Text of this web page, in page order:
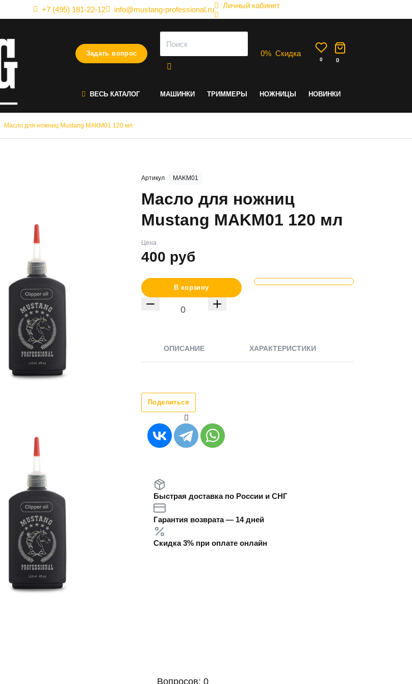
+7 (495) 181-22-12 info@mustang-professional.ru Личный кабинет
Задать вопрос 0% Скидка
0 0
ВЕСЬ КАТАЛОГ МАШИНКИ ТРИММЕРЫ НОЖНИЦЫ НОВИНКИ
Масло для ножниц Mustang MAKM01 120 мл
Артикул MAKM01
Масло для ножниц
Mustang MAKM01 120 мл
Цена
400 руб
В корзину
ОПИСАНИЕ ХАРАКТЕРИСТИКИ
Поделиться
Быстрая доставка по России и СНГ
Гарантия возврата — 14 дней
Скидка 3% при оплате онлайн
Вопросов: 0